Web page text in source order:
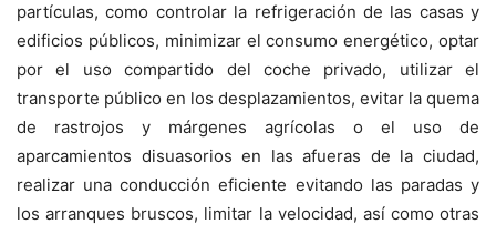
partículas, como controlar la refrigeración de las casas y
edificios públicos, minimizar el consumo energético, optar
por el uso compartido del coche privado, utilizar el
transporte público en los desplazamientos, evitar la quema
de rastrojos y márgenes agrícolas o el uso de
aparcamientos disuasorios en las afueras de la ciudad,
realizar una conducción eficiente evitando las paradas y
los arranques bruscos, limitar la velocidad, así como otras